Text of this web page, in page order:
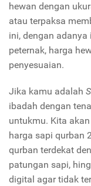
hewan dengan
atau terpaksa
ini, dengan
peternak, harga
penyesuaian.
Jika kamu adalah
ibadah dengan
untukmu. Kita
harga sapi qurban
qurban terdekat
patungan sapi,
digital agar tidak